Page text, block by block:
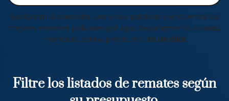
Escriba en el buscador una o dos palabras y encuentre los
mejores remates judiciales por tipo, departamento, ciudad,
municipio, barrio, precio, etc. En un click
Filtre los listados de remates según